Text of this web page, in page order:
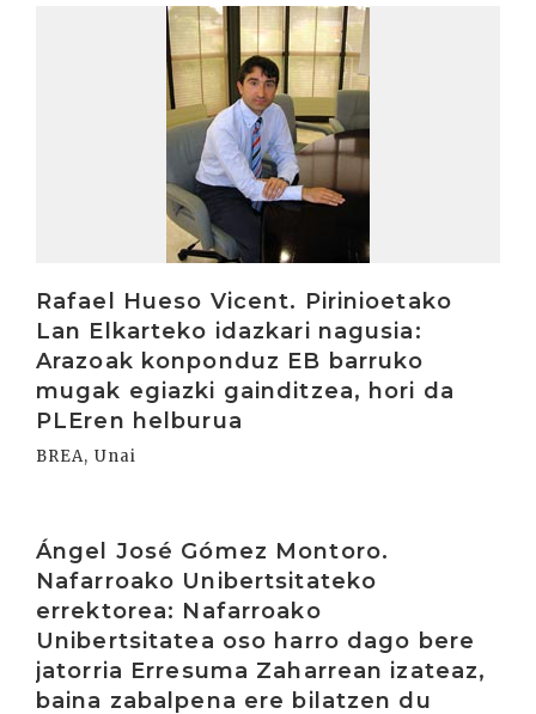
Rafael Hueso Vicent. Pirinioetako
Lan Elkarteko idazkari nagusia:
Arazoak konponduz EB barruko
mugak egiazki gainditzea, hori da
PLEren helburua
BREA, Unai
Ángel José Gómez Montoro.
Nafarroako Unibertsitateko
errektorea: Nafarroako
Unibertsitatea oso harro dago bere
jatorria Erresuma Zaharrean izateaz,
baina zabalpena ere bilatzen du